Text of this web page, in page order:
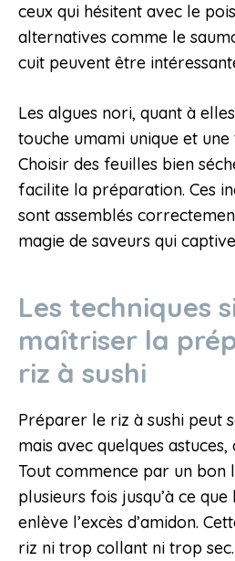
ceux qui hésitent avec le
alternatives comme le
cuit peuvent être
Les algues nori, quant à
touche umami unique et
Choisir des feuilles bien
facilite la préparation. Ces
sont assemblés
magie de saveurs qui
Les techniques
maîtriser la
riz à sushi
Préparer le riz à sushi peut
mais avec quelques astuces,
Tout commence par un bon
plusieurs fois jusqu’à ce que
enlève l’excès d’amidon.
riz ni trop collant ni trop sec.